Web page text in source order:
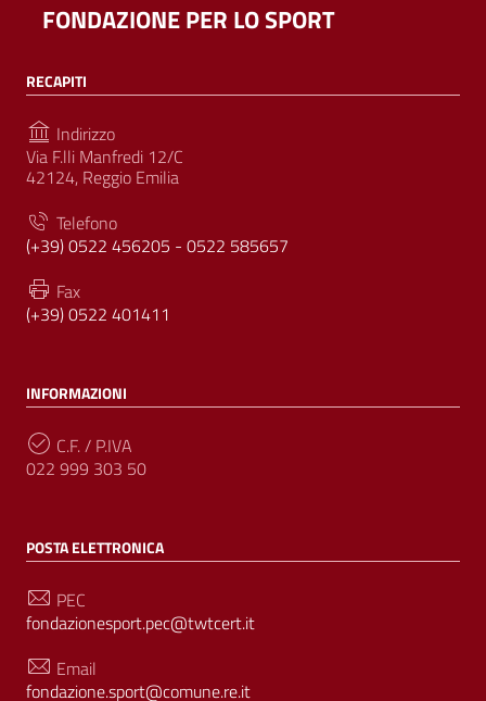
FONDAZIONE PER LO SPORT
RECAPITI
Indirizzo
Via F.lli Manfredi 12/C
42124, Reggio Emilia
Telefono
(+39) 0522 456205 - 0522 585657
Fax
(+39) 0522 401411
INFORMAZIONI
C.F. / P.IVA
022 999 303 50
POSTA ELETTRONICA
PEC
fondazionesport.pec@twtcert.it
Email
fondazione.sport@comune.re.it